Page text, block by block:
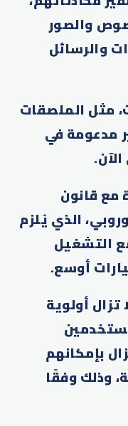
والصور
والرسائل
مثل الملصقات
مدعومة في
مع قانون
الذي يُلزم
التشغيل
أوسع.
أولوية
بإمكانهم
وذلك وفقًا